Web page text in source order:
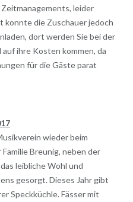
leider
konnte die Zuschauer jedoch
dort werden Sie bei der
ihre Kosten kommen, da
für die Gäste parat
wieder beim
Breunig, neben der
leibliche Wohl und
gesorgt. Dieses Jahr gibt
Speckküchle. Fässer mit